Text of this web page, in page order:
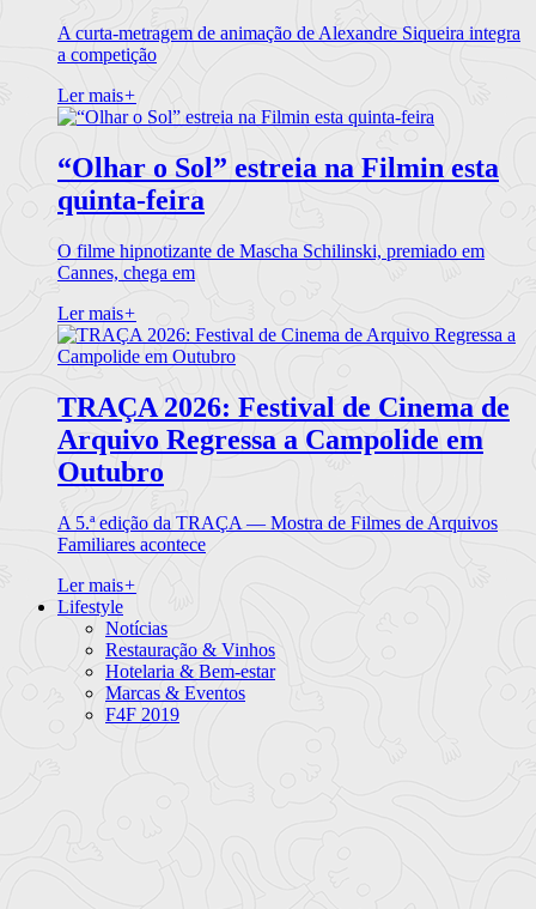
A curta-metragem de animação de Alexandre Siqueira integra
a competição
Ler mais+
“Olhar o Sol” estreia na Filmin esta
quinta-feira
O filme hipnotizante de Mascha Schilinski, premiado em
Cannes, chega em
Ler mais+
TRAÇA 2026: Festival de Cinema de
Arquivo Regressa a Campolide em
Outubro
A 5.ª edição da TRAÇA — Mostra de Filmes de Arquivos
Familiares acontece
Ler mais+
Lifestyle
Notícias
Restauração & Vinhos
Hotelaria & Bem-estar
Marcas & Eventos
F4F 2019